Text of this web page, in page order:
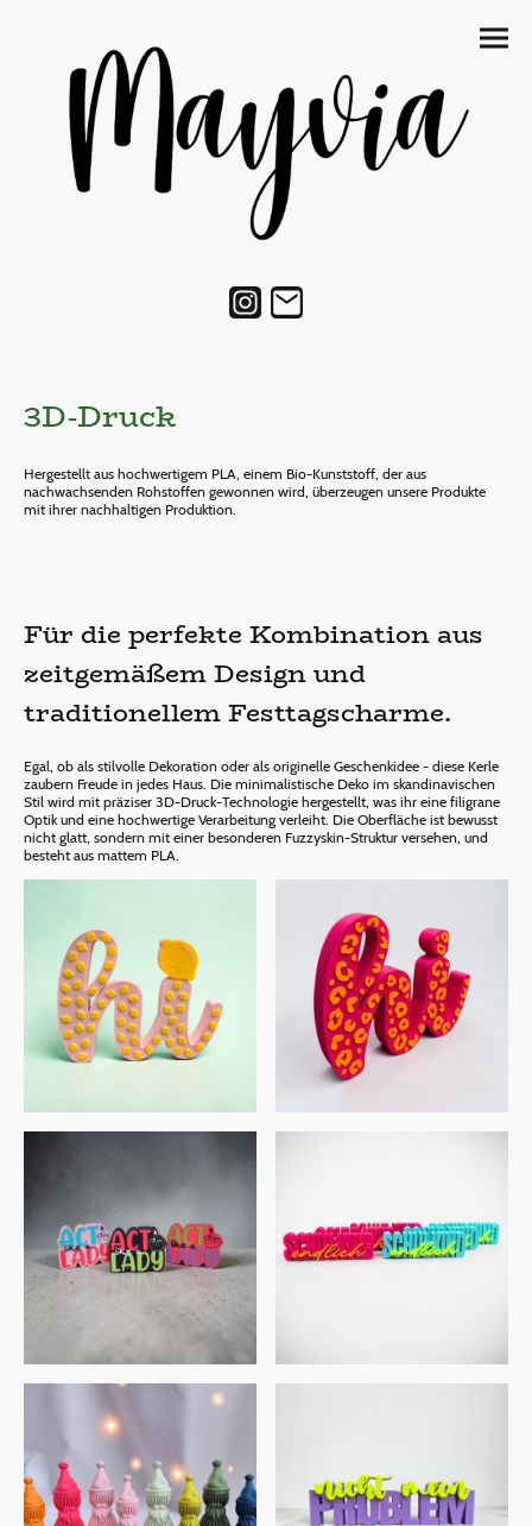
3D-Druck
Hergestellt aus hochwertigem PLA, einem Bio-Kunststoff, der aus
nachwachsenden Rohstoffen gewonnen wird, überzeugen unsere Produkte
mit ihrer nachhaltigen Produktion.
Für die perfekte Kombination aus
zeitgemäßem Design und
traditionellem Festtagscharme.
Egal, ob als stilvolle Dekoration oder als originelle Geschenkidee - diese Kerle
zaubern Freude in jedes Haus. Die minimalistische Deko im skandinavischen
Stil wird mit präziser 3D-Druck-Technologie hergestellt, was ihr eine filigrane
Optik und eine hochwertige Verarbeitung verleiht. Die Oberfläche ist bewusst
nicht glatt, sondern mit einer besonderen Fuzzyskin-Struktur versehen, und
besteht aus mattem PLA.